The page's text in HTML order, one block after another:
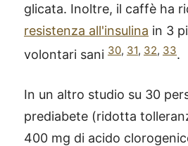
glicata. Inoltre, il caffè ha
resistenza all'insulina in 3
volontari sani 30, 31, 32, 33.
In un altro studio su 30
prediabete (ridotta
400 mg di acido